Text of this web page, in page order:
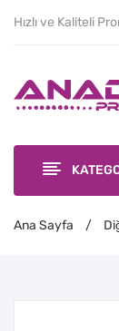
Hızlı ve Kaliteli
Ana Sayfa /